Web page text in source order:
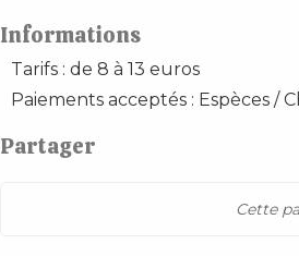
Informations
Tarifs : de 8 à 13 euros
Paiements acceptés : Espèces /
Partager
Cette